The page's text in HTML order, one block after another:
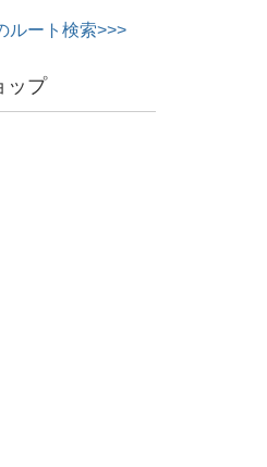
ルート検索>>>
ップ